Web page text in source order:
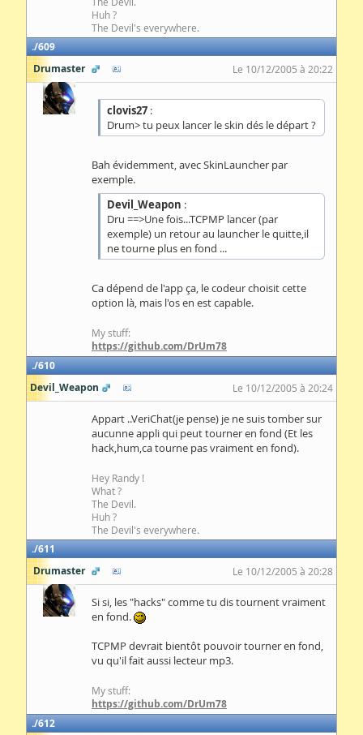
Huh ?
The Devil's everywhere.
609
Drumaster
Le 10/12/2005 à 20:22
clovis27 :
Drum> tu peux lancer le skin dés le départ ?
Bah évidemment, avec SkinLauncher par
exemple.
Devil_Weapon :
Dru ==>Une fois...TCPMP lancer (par
exemple) un retour au launcher le quitte,il
ne tourne plus en fond ...
Ca dépend de l'app ça, le codeur choisit cette
option là, mais l'os en est capable.
My stuff:
https://github.com/DrUm78
610
Devil_Weapon
Le 10/12/2005 à 20:24
Appart ..VeriChat(je pense) je ne suis tomber sur
aucunne appli qui peut tourner en fond (Et les
hack,hum,ca tourne pas vraiment en fond).
Hey Randy !
What ?
The Devil.
Huh ?
The Devil's everywhere.
611
Drumaster
Le 10/12/2005 à 20:28
Si si, les "hacks" comme tu dis tournent vraiment
en fond.
TCPMP devrait bientôt pouvoir tourner en fond,
vu qu'il fait aussi lecteur mp3.
My stuff:
https://github.com/DrUm78
612